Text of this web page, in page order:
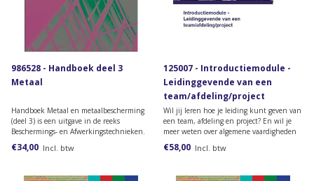
986528 - Handboek deel 3
Metaal
Handboek Metaal en metaalbescherming
(deel 3) is een uitgave in de reeks
Beschermings- en Afwerkingstechnieken.
Deze reeks omvat ook uitgaven over
verfproducten, steenachtige ondergronden
en houtbescherming.
€34,00 Incl. btw
125007 - Introductiemodule -
Leidinggevende van een
team/afdeling/project
(papieren versie)
Wil jij leren hoe je leiding kunt geven van
een team, afdeling en project? En wil je
meer weten over algemene vaardigheden
bij leidinggeven? Bestel dan deze
introductiemodule van het lesmateriaal
team/afdeling /proj
€58,00 Incl. btw